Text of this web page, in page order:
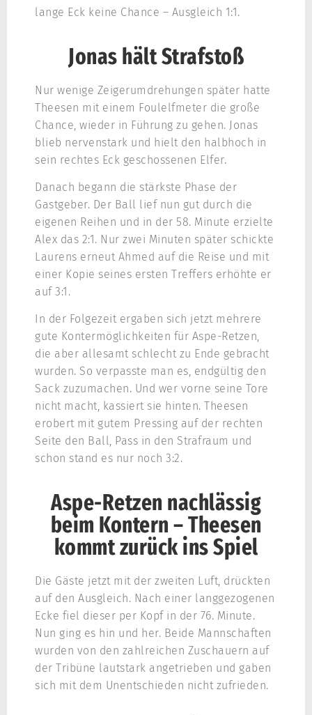
lange Eck keine Chance – Ausgleich 1:1.
Jonas hält Strafstoß
Nur wenige Zeigerumdrehungen später hatte
Theesen mit einem Foulelfmeter die große
Chance, wieder in Führung zu gehen. Jonas
blieb nervenstark und hielt den halbhoch in
sein rechtes Eck geschossenen Elfer.
Danach begann die stärkste Phase der
Gastgeber. Der Ball lief nun gut durch die
eigenen Reihen und in der 58. Minute erzielte
Alex das 2:1. Nur zwei Minuten später schickte
Laurens erneut Ahmed auf die Reise und mit
einer Kopie seines ersten Treffers erhöhte er
auf 3:1.
In der Folgezeit ergaben sich jetzt mehrere
gute Kontermöglichkeiten für Aspe-Retzen,
die aber allesamt schlecht zu Ende gebracht
wurden. So verpasste man es, endgültig den
Sack zuzumachen. Und wer vorne seine Tore
nicht macht, kassiert sie hinten. Theesen
erobert mit gutem Pressing auf der rechten
Seite den Ball, Pass in den Strafraum und
schon stand es nur noch 3:2.
Aspe-Retzen nachlässig
beim Kontern – Theesen
kommt zurück ins Spiel
Die Gäste jetzt mit der zweiten Luft, drückten
auf den Ausgleich. Nach einer langgezogenen
Ecke fiel dieser per Kopf in der 76. Minute.
Nun ging es hin und her. Beide Mannschaften
wurden von den zahlreichen Zuschauern auf
der Tribüne lautstark angetrieben und gaben
sich mit dem Unentschieden nicht zufrieden.